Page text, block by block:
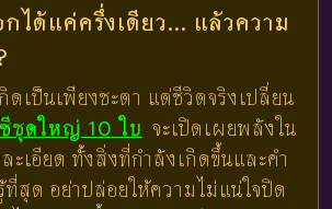
ได้แค่ครึ่งเดียว... แล้วความ
เป็นเพียงชะตา แต่ชีวิตจริงเปลี่ยน
ชุดใหญ่ 10 ใบ จะเปิดเผยพลังใน
ะเอียด ทั้งสิ่งที่กำลังเกิดขึ้นและคำ
สุด อย่าปล่อยให้ความไม่แน่ใจปิด